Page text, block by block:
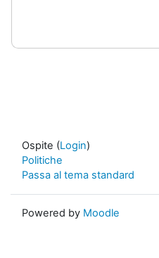
Ospite (Login)
Politiche
Passa al tema standard
Powered by Moodle